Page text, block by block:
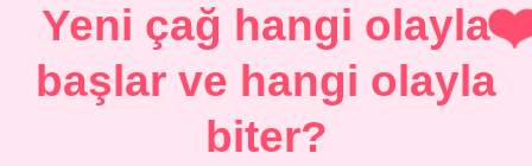
Yeni çağ hangi olayla
başlar ve hangi olayla
biter?